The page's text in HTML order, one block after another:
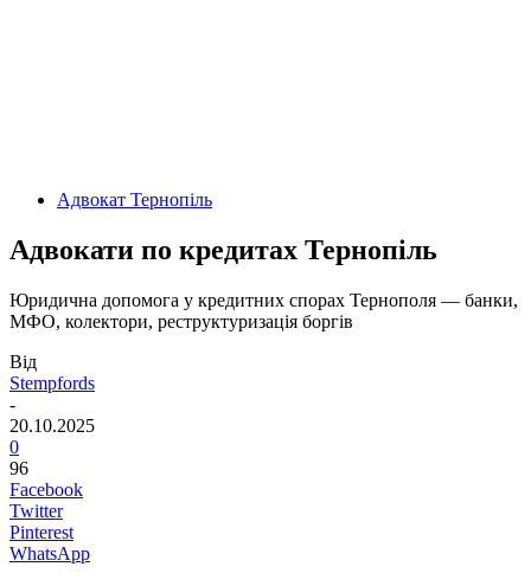
Адвокат Тернопіль
Адвокати по кредитах Тернопіль
Юридична допомога у кредитних спорах Тернополя — банки,
МФО, колектори, реструктуризація боргів
Від
Stempfords
-
20.10.2025
0
96
Facebook
Twitter
Pinterest
WhatsApp